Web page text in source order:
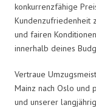
konkurrenzfähige
Kundenzufriedenheit
und fairen
innerhalb deines
Vertraue
Mainz nach Oslo und
und unserer